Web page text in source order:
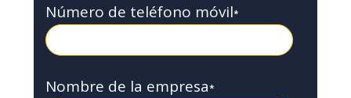
Número de teléfono móvil*
Nombre de la empresa*